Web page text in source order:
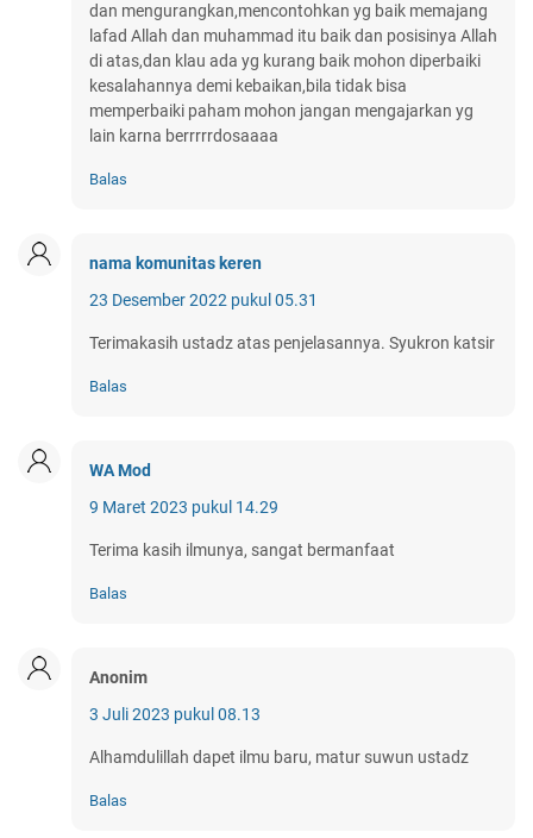
dan mengurangkan,mencontohkan yg baik memajang
lafad Allah dan muhammad itu baik dan posisinya Allah
di atas,dan klau ada yg kurang baik mohon diperbaiki
kesalahannya demi kebaikan,bila tidak bisa
memperbaiki paham mohon jangan mengajarkan yg
lain karna berrrrrdosaaaa
Balas
nama komunitas keren
23 Desember 2022 pukul 05.31
Terimakasih ustadz atas penjelasannya. Syukron katsir
Balas
WA Mod
9 Maret 2023 pukul 14.29
Terima kasih ilmunya, sangat bermanfaat
Balas
Anonim
3 Juli 2023 pukul 08.13
Alhamdulillah dapet ilmu baru, matur suwun ustadz
Balas